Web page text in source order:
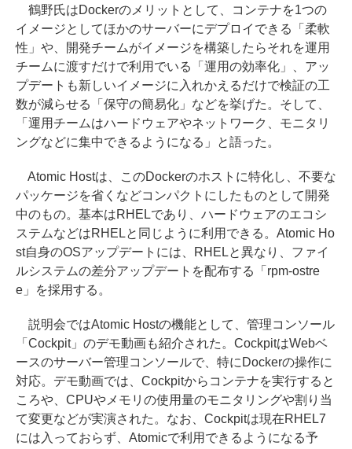
鶴野氏はDockerのメリットとして、コンテナを1つの
イメージとしてほかのサーバーにデプロイできる「柔軟
性」や、開発チームがイメージを構築したらそれを運用
チームに渡すだけで利用でいる「運用の効率化」、アッ
プデートも新しいイメージに入れかえるだけで検証の工
数が減らせる「保守の簡易化」などを挙げた。そして、
「運用チームはハードウェアやネットワーク、モニタリ
ングなどに集中できるようになる」と語った。
Atomic Hostは、このDockerのホストに特化し、不要な
パッケージを省くなどコンパクトにしたものとして開発
中のもの。基本はRHELであり、ハードウェアのエコシ
ステムなどはRHELと同じように利用できる。Atomic Ho
st自身のOSアップデートには、RHELと異なり、ファイ
ルシステムの差分アップデートを配布する「rpm-ostre
e」を採用する。
説明会ではAtomic Hostの機能として、管理コンソール
「Cockpit」のデモ動画も紹介された。CockpitはWebベ
ースのサーバー管理コンソールで、特にDockerの操作に
対応。デモ動画では、Cockpitからコンテナを実行すると
ころや、CPUやメモリの使用量のモニタリングや割り当
て変更などが実演された。なお、Cockpitは現在RHEL7
には入っておらず、Atomicで利用できるようになる予